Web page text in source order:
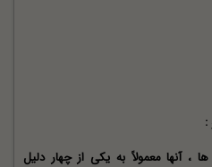
:
، آنها معمولاً به یکی از چهار دلیل